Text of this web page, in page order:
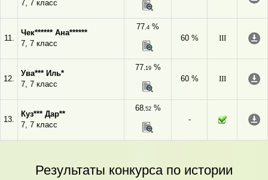
7, 7 класс
11.
Чек****** Ана******
7, 7 класс
77,4 %
60 %
III
12.
Ува*** Иль*
7, 7 класс
77,19%
60 %
III
13.
Куз*** Дар**
7, 7 класс
68,52%
-
Результаты конкурса по истории